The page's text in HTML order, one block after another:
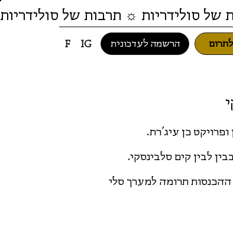
לתרום F IG הרשמה לעדכונית
סולידריות ☼ תרבות של סולידריות
ופרויקט כן עיג'רת.
לבין קים סלבינסקי.
שלם.י כפי יכולתך, החל מ-15 ש״ח. כל ההכנסות תרומה למערך סלי